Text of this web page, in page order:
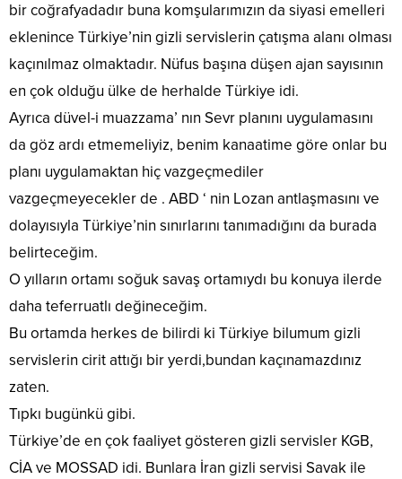
bir coğrafyadadır buna komşularımızın da siyasi emelleri
eklenince Türkiye’nin gizli servislerin çatışma alanı olması
kaçınılmaz olmaktadır. Nüfus başına düşen ajan sayısının
en çok olduğu ülke de herhalde Türkiye idi.
Ayrıca düvel-i muazzama’ nın Sevr planını uygulamasını
da göz ardı etmemeliyiz, benim kanaatime göre onlar bu
planı uygulamaktan hiç vazgeçmediler
vazgeçmeyecekler de . ABD ‘ nin Lozan antlaşmasını ve
dolayısıyla Türkiye’nin sınırlarını tanımadığını da burada
belirteceğim.
O yılların ortamı soğuk savaş ortamıydı bu konuya ilerde
daha teferruatlı değineceğim.
Bu ortamda herkes de bilirdi ki Türkiye bilumum gizli
servislerin cirit attığı bir yerdi,bundan kaçınamazdınız
zaten.
Tıpkı bugünkü gibi.
Türkiye’de en çok faaliyet gösteren gizli servisler KGB,
CİA ve MOSSAD idi. Bunlara İran gizli servisi Savak ile